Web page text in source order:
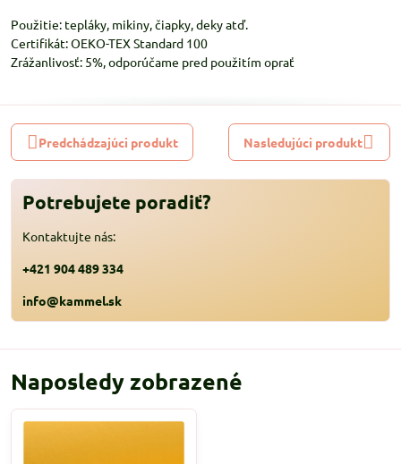
Použitie: tepláky, mikiny, čiapky, deky atď.
Certifikát: OEKO-TEX Standard 100
Zrážanlivosť: 5%, odporúčame pred použitím oprať
Predchádzajúci produkt Nasledujúci produkt
Potrebujete poradiť?
Kontaktujte nás:
+421 904 489 334
info@kammel.sk
Naposledy zobrazené